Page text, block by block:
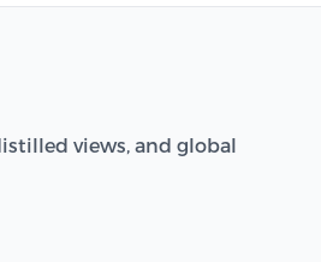
views, and global